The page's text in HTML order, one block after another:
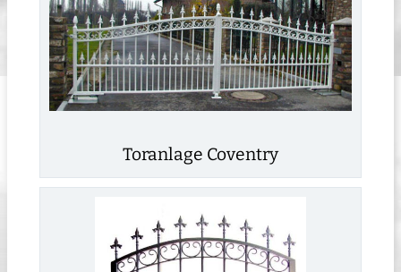
Toranlage Coventry